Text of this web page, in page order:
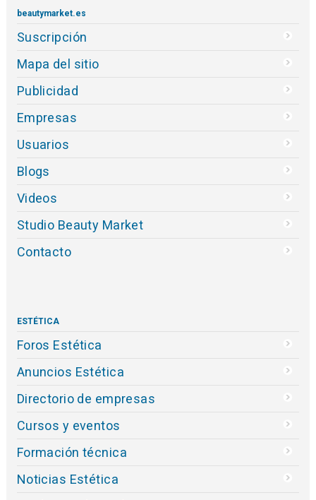
beautymarket.es
Suscripción
Mapa del sitio
Publicidad
Empresas
Usuarios
Blogs
Videos
Studio Beauty Market
Contacto
ESTÉTICA
Foros Estética
Anuncios Estética
Directorio de empresas
Cursos y eventos
Formación técnica
Noticias Estética